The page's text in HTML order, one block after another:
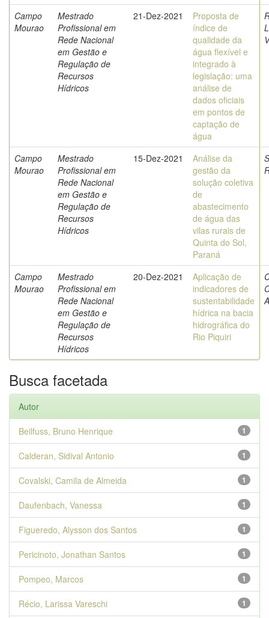
Campo
Mourao
Mestrado
Profissional em
Rede Nacional
em Gestão e
Regulação de
Recursos
Hídricos
21-Dez-2021
Proposta de
índice de
qualidade da
água flexível e
integrado à
legislação: uma
análise de
dados oficiais
em pontos de
captação de
água
Campo
Mourao
Mestrado
Profissional em
Rede Nacional
em Gestão e
Regulação de
Recursos
Hídricos
15-Dez-2021
Análise da
gestão da
solução coletiva
de
abastecimento
de água das
vilas rurais de
Quinta do Sol,
Paraná
Campo
Mourao
Mestrado
Profissional em
Rede Nacional
em Gestão e
Regulação de
Recursos
Hídricos
20-Dez-2021
Aplicação de
indicadores de
sustentabilidade
hídrica na bacia
hidrográfica do
Rio Piquiri
Busca facetada
Autor
1
Beilfuss, Bruno Henrique
1
Calderan, Sidival Antonio
1
Covalski, Camila de Almeida
1
Daufenbach, Vanessa
1
Figueredo, Alysson dos Santos
1
Pericinoto, Jonathan Santos
1
Pompeo, Marcos
1
Récio, Larissa Vareschi